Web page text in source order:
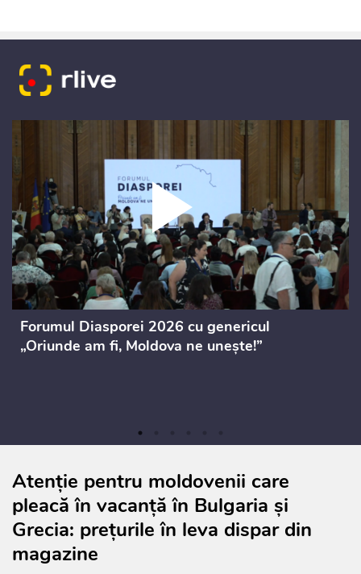
Forumul Diasporei 2026 cu genericul
„Oriunde am fi, Moldova ne unește!”
Atenție pentru moldovenii care
pleacă în vacanță în Bulgaria și
Grecia: prețurile în leva dispar din
magazine